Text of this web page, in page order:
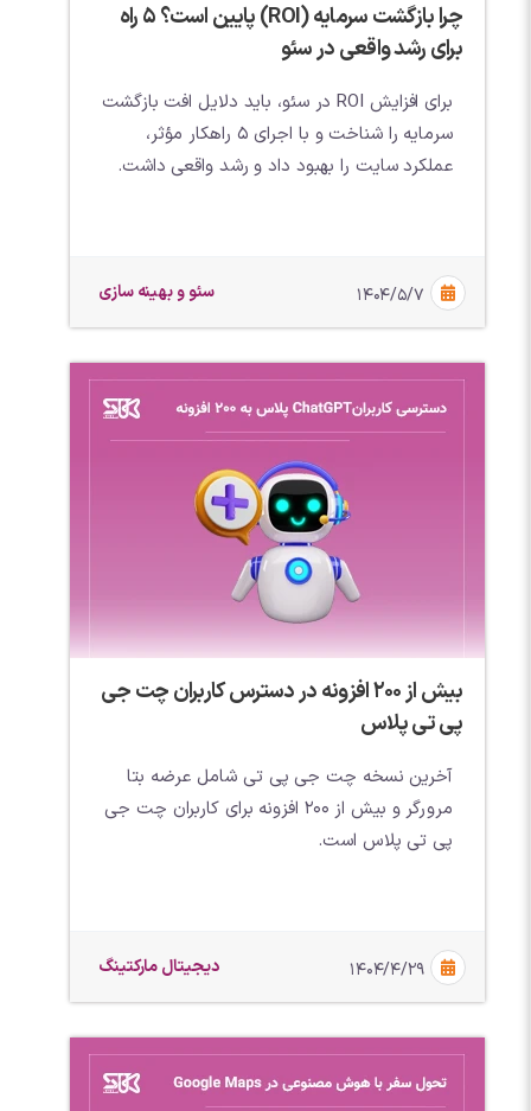
چرا بازگشت سرمایه (ROI) پایین است؟ ۵ راه
برای رشد واقعی در سئو
برای افزایش ROI در سئو، باید دلایل افت بازگشت
سرمایه را شناخت و با اجرای ۵ راهکار مؤثر،
عملکرد سایت را بهبود داد و رشد واقعی داشت.
۱۴۰۴/۵/۷ سئو و بهینه سازی
بیش از 200 افزونه در دسترس کاربران چت جی
پی تی پلاس
آخرین نسخه چت جی پی تی شامل عرضه بتا
مرورگر و بیش از 200 افزونه برای کاربران چت جی
پی تی پلاس است.
۱۴۰۴/۴/۲۹ دیجیتال مارکتینگ